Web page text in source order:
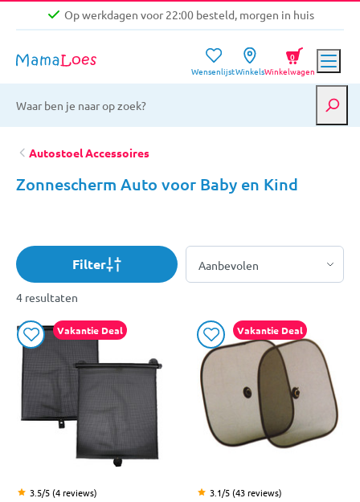
Op werkdagen voor 22:00 besteld, morgen in huis
Gratis verzending vanaf €39,-
Op werkdagen voor 22:00 besteld, morgen in huis
WensenlijstWinkelsWinkelwagen
0
Autostoel Accessoires
Zonnescherm Auto voor Baby en Kind
Filter
4 resultaten
Vakantie Deal
3.5/5 (4 reviews)
Vakantie Deal
3.1/5 (43 reviews)